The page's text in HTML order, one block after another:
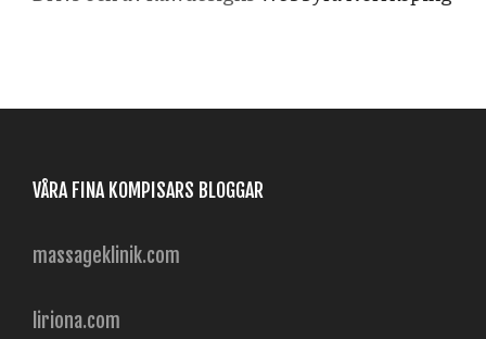
VÅRA FINA KOMPISARS BLOGGAR
massageklinik.com
liriona.com